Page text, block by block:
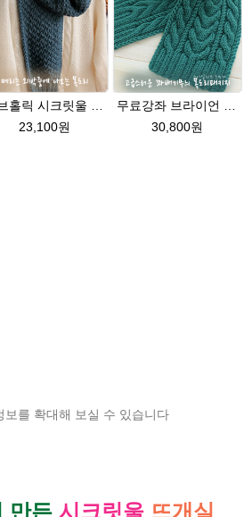
23,100원
30,800원
보를 확대해 보실 수 있습니다
만든 시크릿울 뜨개실